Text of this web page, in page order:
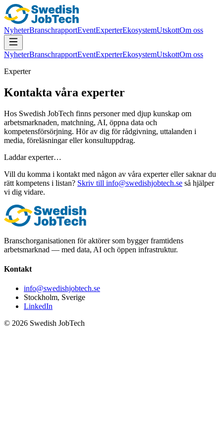
NyheterBranschrapportEventExperterEkosystemUtskottOm oss
NyheterBranschrapportEventExperterEkosystemUtskottOm oss
Experter
Kontakta våra experter
Hos Swedish JobTech finns personer med djup kunskap om
arbetsmarknaden, matchning, AI, öppna data och
kompetensförsörjning. Hör av dig för rådgivning, uttalanden i
media, föreläsningar eller konsultuppdrag.
Laddar experter…
Vill du komma i kontakt med någon av våra experter eller saknar du
rätt kompetens i listan? Skriv till info@swedishjobtech.se så hjälper
vi dig vidare.
Branschorganisationen för aktörer som bygger framtidens
arbetsmarknad — med data, AI och öppen infrastruktur.
Kontakt
info@swedishjobtech.se
Stockholm, Sverige
LinkedIn
© 2026 Swedish JobTech